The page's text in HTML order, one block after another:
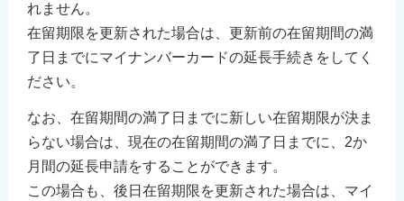
れません。
在留期限を更新された場合は、更新前の在留期間の満
了日までにマイナンバーカードの延長手続きをしてく
ださい。
なお、在留期間の満了日までに新しい在留期限が決ま
らない場合は、現在の在留期間の満了日までに、2か
月間の延長申請をすることができます。
この場合も、後日在留期限を更新された場合は、マイ